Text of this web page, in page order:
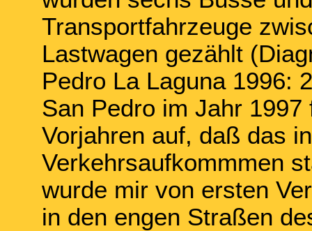
Transportfahrzeuge
Lastwagen gezählt
Pedro La Laguna 1996:
San Pedro im Jahr
Vorjahren auf, daß das
Verkehrsaufkommmen
wurde mir von ersten
in den engen Straßen